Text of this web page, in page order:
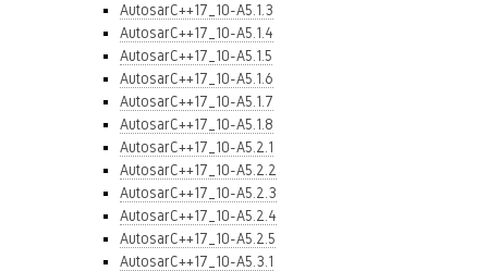
AutosarC++17_10-A5.1.3
AutosarC++17_10-A5.1.4
AutosarC++17_10-A5.1.5
AutosarC++17_10-A5.1.6
AutosarC++17_10-A5.1.7
AutosarC++17_10-A5.1.8
AutosarC++17_10-A5.2.1
AutosarC++17_10-A5.2.2
AutosarC++17_10-A5.2.3
AutosarC++17_10-A5.2.4
AutosarC++17_10-A5.2.5
AutosarC++17_10-A5.3.1